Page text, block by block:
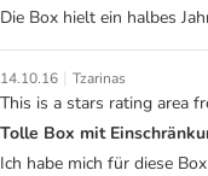
Die Box hielt ein halbes
14.10.16 | Tzarinas
This is a stars rating area
Tolle Box mit
Ich habe mich für diese